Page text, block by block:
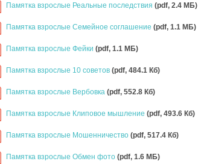
Памятка взрослые Реальные последствия (pdf, 2.4 MБ)
Памятка взрослые Семейное соглашение (pdf, 1.1 MБ)
Памятка взрослые Фейки (pdf, 1.1 MБ)
Памятка взрослые 10 советов (pdf, 484.1 Кб)
Памятка взрослые Вербовка (pdf, 552.8 Кб)
Памятка взрослые Клиповое мышление (pdf, 493.6 Кб)
Памятка взрослые Мошенничество (pdf, 517.4 Кб)
Памятка взрослые Обмен фото (pdf, 1.6 MБ)